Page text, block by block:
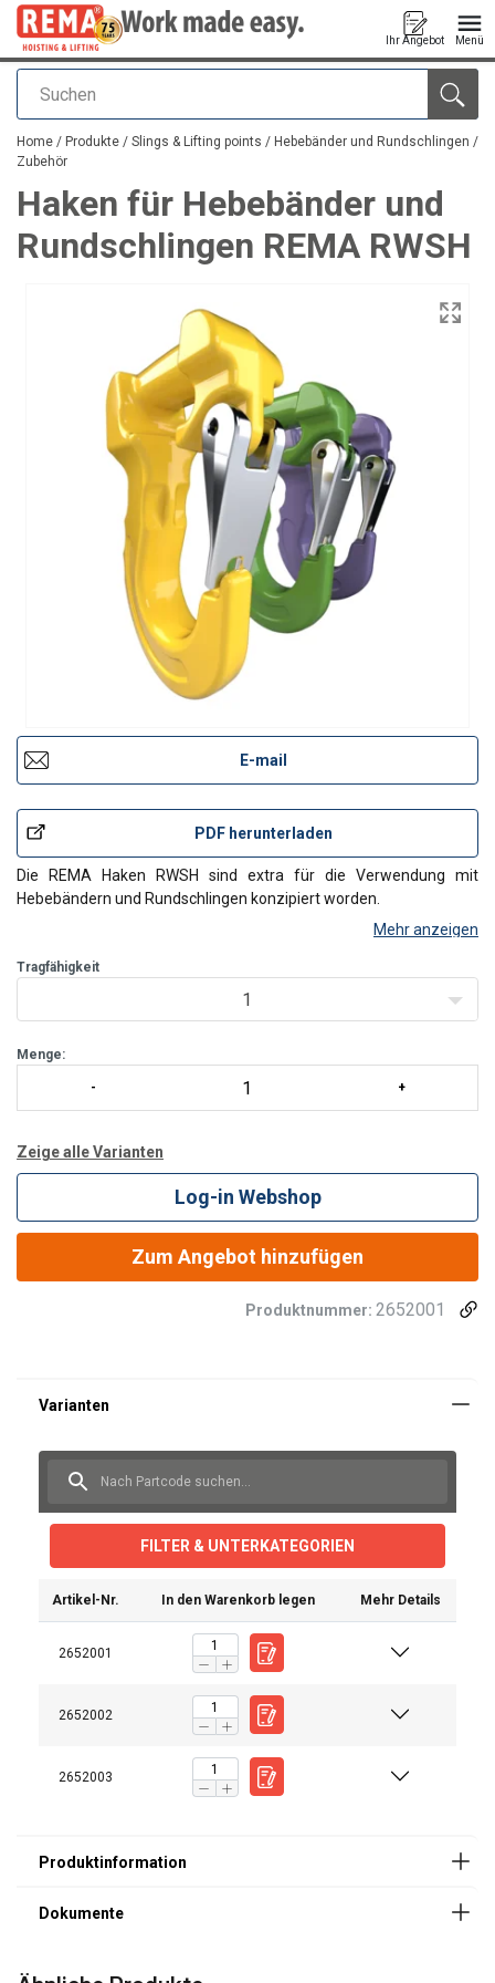
Suchen
Ihr Angebot Menü
Anfragen
Home / Produkte / Slings & Lifting points / Hebebänder und Rundschlingen /
Zubehör
Haken für Hebebänder und
Rundschlingen REMA RWSH
E-mail
PDF herunterladen
Die REMA Haken RWSH sind extra für die Verwendung mit
Hebebändern und Rundschlingen konzipiert worden.
Güteklasse 10
Pulverbeschichtet in der Farbe der Schlinge
Mehr anzeigen
Tragfähigkeit
1
Menge:
Zeige alle Varianten
Log-in Webshop
Zum Angebot hinzufügen
Produktnummer: 2652001
FILTER & UNTERKATEGORIEN
Artikel-Nr. In den Warenkorb legen Mehr Details
2652001
2652002
2652003
Kennzeichnung:
Bedienungsanleitung
Catalogus_duits_neutraal_PRINT 89.pdf
ENGLISH
Diese Webseite verwendet